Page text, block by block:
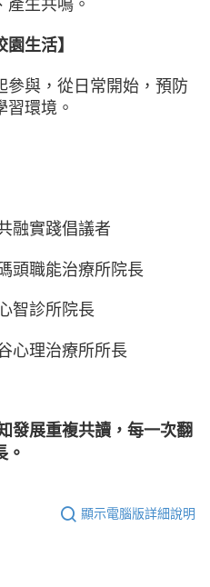
生共鳴。
生活】
參與，從日常開始，預防
環境。
融實踐倡議者
頭職能治療所院長
智診所院長
心理治療所所長
發展重複共讀，每一次翻
。
顯示電腦版詳細說明